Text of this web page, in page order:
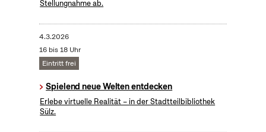
Stellungnahme ab.
4.3.2026
16 bis 18 Uhr
Eintritt frei
Spielend neue Welten entdecken
Erlebe virtuelle Realität – in der Stadtteilbibliothek
Sülz.